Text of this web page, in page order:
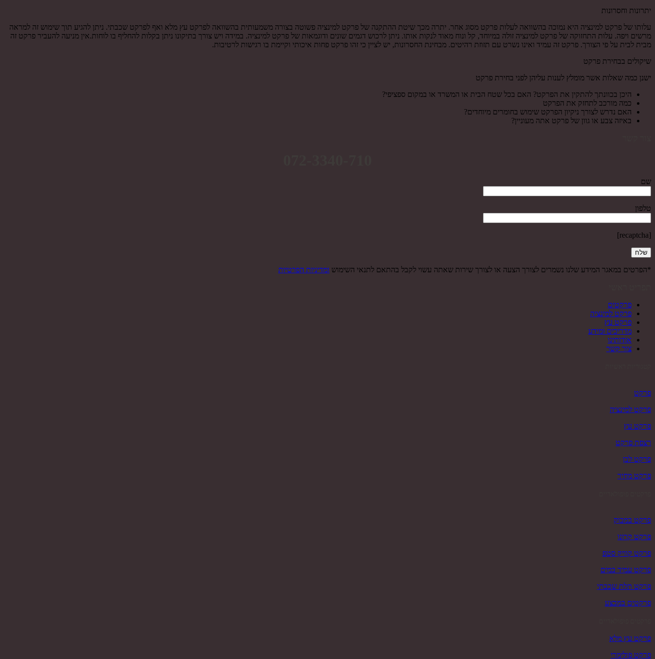
יתרונות וחסרונות
עלותו של פרקט למינציה היא נמוכה בהשוואה לעלות פרקט מסוג אחר. יתרה מכך שיטת ההתקנה של פרקט למינציה פשוטה בצורה משמעותית בהשוואה לפרקט עץ מלא ואף לפרקט שכבתי. ניתן להגיע תוך שימוש זה למראה
מרשים ויפה. עלות התחזוקה של פרקט למינציה זולה במיוחד, קל ונוח מאוד לנקות אותו. ניתן לרכוש דגמים שונים ודוגמאות של פרקט למינציה. במידה ויש צורך בתיקונו ניתן בקלות להחליף בו לוחות.אין מניעה להעביר פרקט זה
מבית לבית על פי הצורך. פרקט זה עמיד ואינו נשרט עם תזוזת רהיטים. מבחינת החסרונות, יש לציין כי זהו פרקט פחות איכותי וקיימת בו רגישות לרטיבות.
שיקולים בבחירת פרקט
ישנן כמה שאלות אשר מומלץ לענות עליהן לפני בחירת פרקט
היכן בכוונתך להתקין את הפרקט? האם בכל שטח הבית או המשרד או במקום ספציפי?
כמה מורכב לתחזק את הפרקט
האם נדרש לצורך ניקיון הפרקט שימוש בחומרים מיוחדים?
באיזה צבע או גוון של פרקט אתה מעוניין?
שם
טלפון
[recaptcha]
*הפרטים במאגר המידע שלנו נשמרים לצורך הצעה או לצורך שירות שאתה עשוי לקבל בהתאם לתנאי השימוש ומדיניות הפרטיות
פרקטים
פרקט למינציה
פרקט עץ
מדריכים ומידע
אודותינו
צור קשר
פרקט
פרקט למינציה
פרקט עץ
רצפת פרקט
פרקט לבן
פרקט מחיר
פרקט במבוק
פרקט קרונו
פרקט קוויק סטפ
פרקט עמיד במים
פרקט תלת שכבתי
פרקטים במבצע
פרקט עץ מלא
פרקט פולימרי